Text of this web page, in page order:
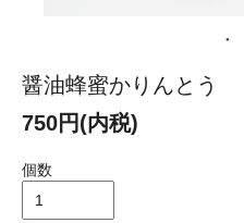
醤油蜂蜜かりんとう
750円(内税)
個数